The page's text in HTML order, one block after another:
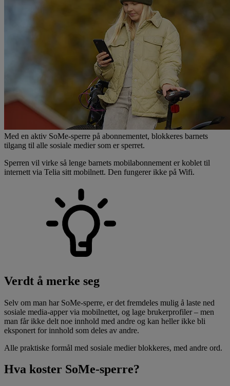
Med en aktiv SoMe-sperre på abonnementet, blokkeres barnets
tilgang til alle sosiale medier som er sperret.
Sperren vil virke så lenge barnets mobilabonnement er koblet til
internett via Telia sitt mobilnett. Den fungerer ikke på Wifi.
Verdt å merke seg
Selv om man har SoMe-sperre, er det fremdeles mulig å laste ned
sosiale media-apper via mobilnettet, og lage brukerprofiler – men
man får ikke delt noe innhold med andre og kan heller ikke bli
eksponert for innhold som deles av andre.
Alle praktiske formål med sosiale medier blokkeres, med andre ord.
Hva koster SoMe-sperre?